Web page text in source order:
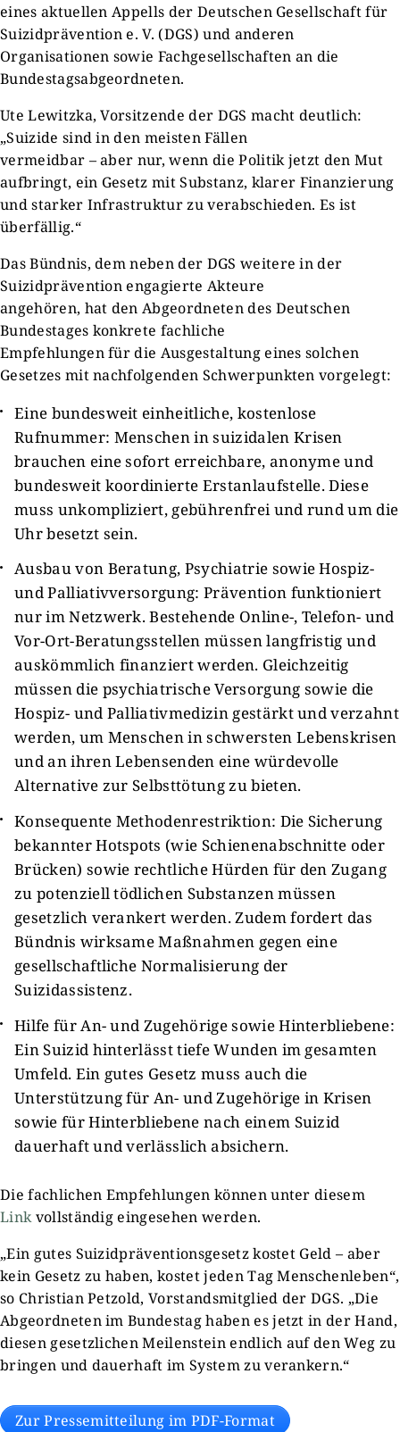
eines aktuellen Appells der Deutschen Gesellschaft für
Suizidprävention e. V. (DGS) und anderen
Organisationen sowie Fachgesellschaften an die
Bundestagsabgeordneten.
Ute Lewitzka, Vorsitzende der DGS macht deutlich:
„Suizide sind in den meisten Fällen
vermeidbar – aber nur, wenn die Politik jetzt den Mut
aufbringt, ein Gesetz mit Substanz, klarer Finanzierung
und starker Infrastruktur zu verabschieden. Es ist
überfällig.“
Das Bündnis, dem neben der DGS weitere in der
Suizidprävention engagierte Akteure
angehören, hat den Abgeordneten des Deutschen
Bundestages konkrete fachliche
Empfehlungen für die Ausgestaltung eines solchen
Gesetzes mit nachfolgenden Schwerpunkten vorgelegt:
Eine bundesweit einheitliche, kostenlose
Rufnummer: Menschen in suizidalen Krisen
brauchen eine sofort erreichbare, anonyme und
bundesweit koordinierte Erstanlaufstelle. Diese
muss unkompliziert, gebührenfrei und rund um die
Uhr besetzt sein.
Ausbau von Beratung, Psychiatrie sowie Hospiz-
und Palliativversorgung: Prävention funktioniert
nur im Netzwerk. Bestehende Online-, Telefon- und
Vor-Ort-Beratungsstellen müssen langfristig und
auskömmlich finanziert werden. Gleichzeitig
müssen die psychiatrische Versorgung sowie die
Hospiz- und Palliativmedizin gestärkt und verzahnt
werden, um Menschen in schwersten Lebenskrisen
und an ihren Lebensenden eine würdevolle
Alternative zur Selbsttötung zu bieten.
Konsequente Methodenrestriktion: Die Sicherung
bekannter Hotspots (wie Schienenabschnitte oder
Brücken) sowie rechtliche Hürden für den Zugang
zu potenziell tödlichen Substanzen müssen
gesetzlich verankert werden. Zudem fordert das
Bündnis wirksame Maßnahmen gegen eine
gesellschaftliche Normalisierung der
Suizidassistenz.
Hilfe für An- und Zugehörige sowie Hinterbliebene:
Ein Suizid hinterlässt tiefe Wunden im gesamten
Umfeld. Ein gutes Gesetz muss auch die
Unterstützung für An- und Zugehörige in Krisen
sowie für Hinterbliebene nach einem Suizid
dauerhaft und verlässlich absichern.
Die fachlichen Empfehlungen können unter diesem
Linkvollständig eingesehen werden.
„Ein gutes Suizidpräventionsgesetz kostet Geld – aber
kein Gesetz zu haben, kostet jeden Tag Menschenleben“,
so Christian Petzold, Vorstandsmitglied der DGS. „Die
Abgeordneten im Bundestag haben es jetzt in der Hand,
diesen gesetzlichen Meilenstein endlich auf den Weg zu
bringen und dauerhaft im System zu verankern.“
Zur Pressemitteilung im PDF-Format